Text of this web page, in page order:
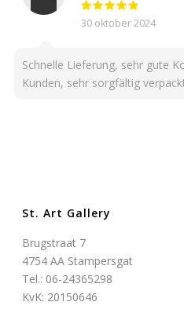
30 oktober 2024
Schnelle Lieferung, sehr gute
Kunden, sehr sorgfältig
St. Art Gallery
Brugstraat 7
4754 AA Stampersgat
Tel.: 06-24365298
KvK: 20150646